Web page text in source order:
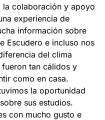
la colaboración y apoyo
experiencia de
información sobre
Escudero e incluso nos
del clima
tan cálidos y
como en casa.
la oportunidad
sus estudios.
con mucho gusto e